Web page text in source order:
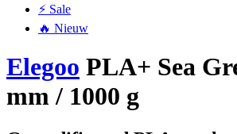
⚡ Sale
🔥 Nieuw
Elegoo PLA+ Sea
mm / 1000 g